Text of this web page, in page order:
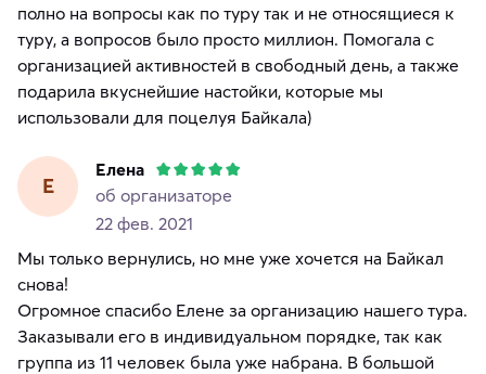
полно на вопросы как по туру так и не относящиеся к
туру, а вопросов было просто миллион. Помогала с
организацией активностей в свободный день, а также
подарила вкуснейшие настойки, которые мы
использовали для поцелуя Байкала)
Е
Елена
об организаторе
22 фев. 2021
Мы только вернулись, но мне уже хочется на Байкал
снова!
Огромное спасибо Елене за организацию нашего тура.
Заказывали его в индивидуальном порядке, так как
группа из 11 человек была уже набрана. В большой